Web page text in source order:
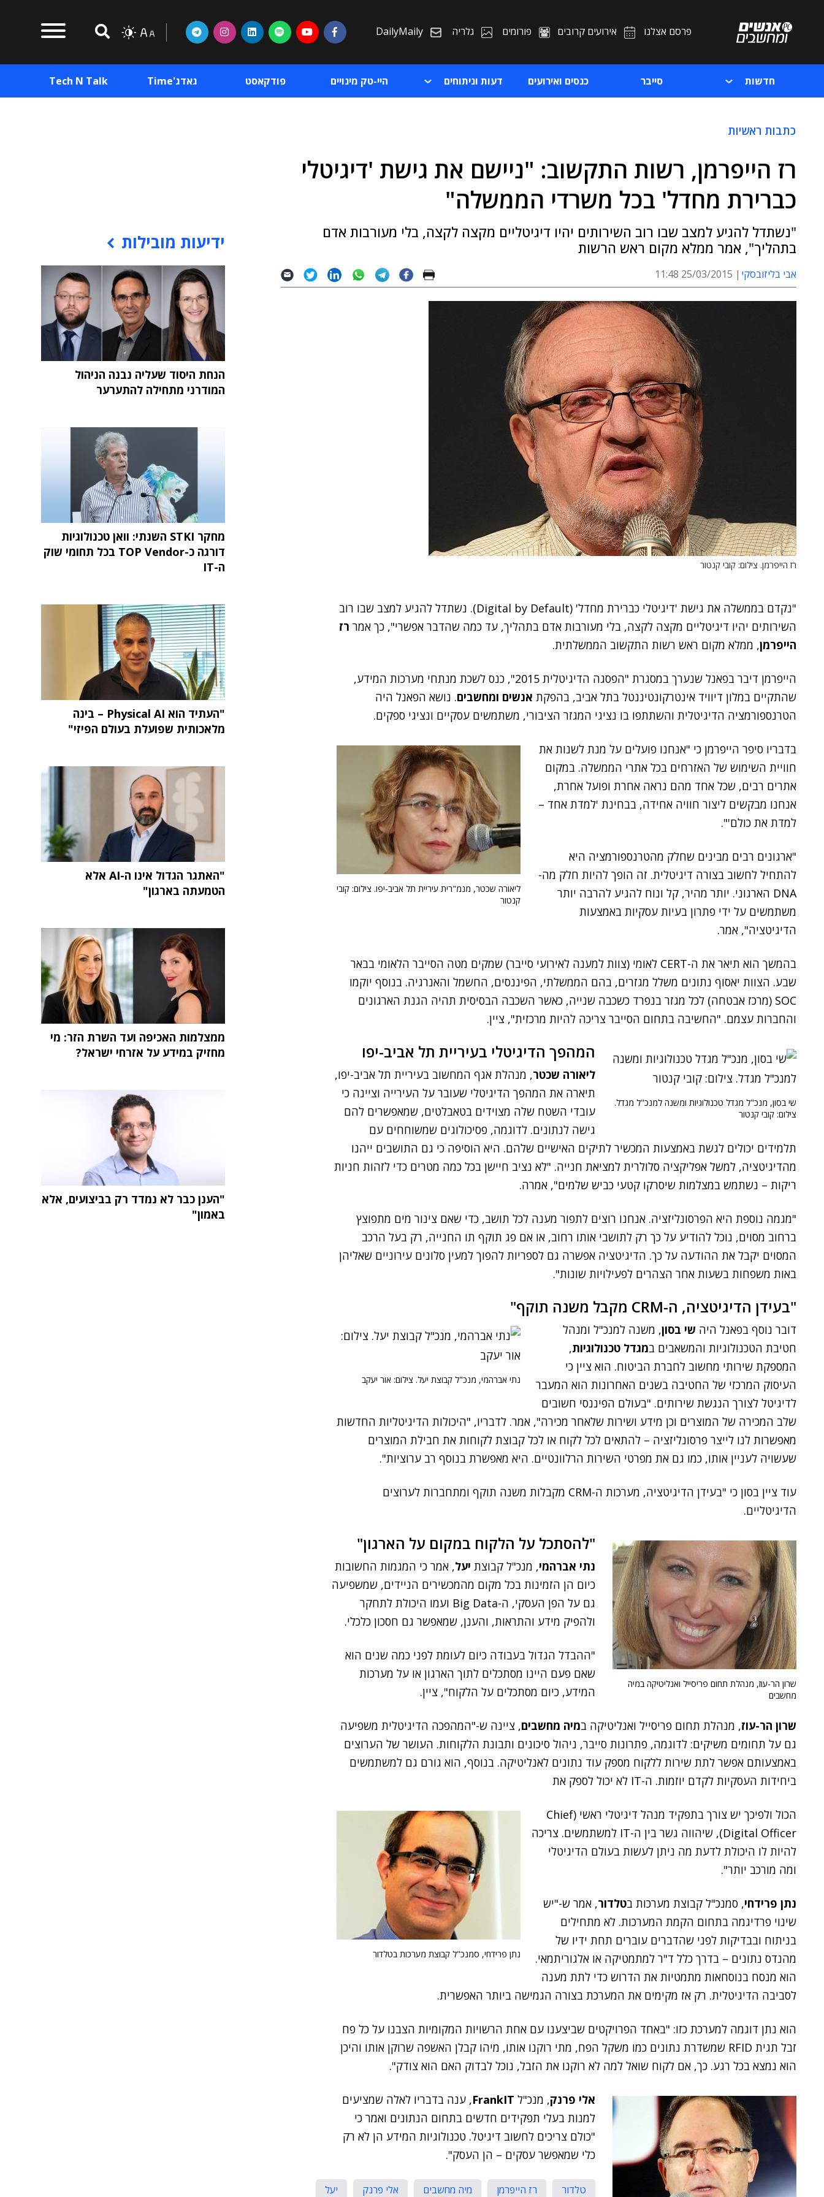
פרסם אצלנו אירועים קרובים פורומים גלריה DailyMaily
חדשות סייבר כנסים ואירועים דעות וניתוחים היי-טק מינויים פודקאסט גאדג'Time Tech N Talk
כתבות ראשיות
רז הייפרמן, רשות התקשוב: "ניישם את גישת 'דיגיטלי
כברירת מחדל' בכל משרדי הממשלה"
"נשתדל להגיע למצב שבו רוב השירותים יהיו דיגיטליים מקצה לקצה, בלי מעורבות אדם
בתהליך", אמר ממלא מקום ראש הרשות
אבי בליזובסקי 25/03/2015 11:48
רז הייפרמן. צילום: קובי קנטור
"נקדם בממשלה את גישת 'דיגיטלי כברירת מחדל' (Digital by Default). נשתדל להגיע למצב שבו רוב
השירותים יהיו דיגיטליים מקצה לקצה, בלי מעורבות אדם בתהליך, עד כמה שהדבר אפשרי", כך אמר רז
הייפרמן, ממלא מקום ראש רשות התקשוב הממשלתית.
הייפרמן דיבר בפאנל שנערך במסגרת "הפסגה הדיגיטלית 2015", כנס לשכת מנתחי מערכות המידע,
שהתקיים במלון דיוויד אינטרקונטיננטל בתל אביב, בהפקת אנשים ומחשבים. נושא הפאנל היה
הטרנספורמציה הדיגיטלית והשתתפו בו נציגי המגזר הציבורי, משתמשים עסקיים ונציגי ספקים.
ליאורה שכטר, מנמ"רית עיריית תל אביב-יפו. צילום: קובי
קנטור
בדבריו סיפר הייפרמן כי "אנחנו פועלים על מנת לשנות את
חוויית השימוש של האזרחים בכל אתרי הממשלה. במקום
אתרים רבים, שכל אחד מהם נראה אחרת ופועל אחרת,
אנחנו מבקשים ליצור חוויה אחידה, בבחינת 'למדת אחד –
למדת את כולם'".
"ארגונים רבים מבינים שחלק מהטרנספורמציה היא
להתחיל לחשוב בצורה דיגיטלית. זה הופך להיות חלק מה-
DNA הארגוני. יותר מהיר, קל ונוח להגיע להרבה יותר
משתמשים על ידי פתרון בעיות עסקיות באמצעות
הדיגיטציה", אמר.
בהמשך הוא תיאר את ה-CERT לאומי (צוות למענה לאירועי סייבר) שמקים מטה הסייבר הלאומי בבאר
שבע. הצוות יאסוף נתונים משלל מגזרים, בהם הממשלתי, הפיננסים, החשמל והאנרגיה. בנוסף יוקמו
SOC (מרכז אבטחה) לכל מגזר בנפרד כשכבה שנייה, כאשר השכבה הבסיסית תהיה הגנת הארגונים
והחברות עצמם. "החשיבה בתחום הסייבר צריכה להיות מרכזית", ציין.
שי בסון, מנכ"ל מגדל טכנולוגיות ומשנה למנכ"ל מגדל.
צילום: קובי קנטור
המהפך הדיגיטלי בעיריית תל אביב-יפו
ליאורה שכטר, מנהלת אגף המחשוב בעיריית תל אביב-יפו,
תיארה את המהפך הדיגיטלי שעובר על העירייה וציינה כי
עובדי השטח שלה מצוידים בטאבלטים, שמאפשרים להם
גישה לנתונים. לדוגמה, פסיכולוגים שמשוחחים עם
תלמידים יכולים לגשת באמצעות המכשיר לתיקים האישיים שלהם. היא הוסיפה כי גם התושבים ייהנו
מהדיגיטציה, למשל אפליקציה סלולרית למציאת חנייה. "לא נציב חיישן בכל כמה מטרים כדי לזהות חניות
ריקות – נשתמש במצלמות שיסרקו קטעי כביש שלמים", אמרה.
"מגמה נוספת היא הפרסונליזציה. אנחנו רוצים לתפור מענה לכל תושב, כדי שאם צינור מים מתפוצץ
ברחוב מסוים, נוכל להודיע על כך רק לתושבי אותו רחוב, או אם פג תוקף תו החנייה, רק בעל הרכב
המסוים יקבל את ההודעה על כך. הדיגיטציה אפשרה גם לספריות להפוך למעין סלונים עירוניים שאליהן
באות משפחות בשעות אחר הצהרים לפעילויות שונות".
"בעידן הדיגיטציה, ה-CRM מקבל משנה תוקף"
נתי אברהמי, מנכ"ל קבוצת יעל. צילום: אור יעקב
דובר נוסף בפאנל היה שי בסון, משנה למנכ"ל ומנהל
חטיבת הטכנולוגיות והמשאבים במגדל טכנולוגיות,
המספקת שירותי מחשוב לחברת הביטוח. הוא ציין כי
העיסוק המרכזי של החטיבה בשנים האחרונות הוא המעבר
לדיגיטל לצורך הנגשת שירותים. "בעולם הפיננסי חשובים
שלב המכירה של המוצרים וכן מידע ושירות שלאחר מכירה", אמר. לדבריו, "היכולות הדיגיטליות החדשות
מאפשרות לנו לייצר פרסונליזציה – להתאים לכל לקוח או לכל קבוצת לקוחות את חבילת המוצרים
שעשויה לעניין אותו, כמו גם את מפרטי השירות הרלוונטיים. היא מאפשרת בנוסף רב ערוציות".
עוד ציין בסון כי "בעידן הדיגיטציה, מערכות ה-CRM מקבלות משנה תוקף ומתחברות לערוצים
הדיגיטליים.
שרון הר-עוז, מנהלת תחום פריסייל ואנליטיקה במיה
מחשבים
"להסתכל על הלקוח במקום על הארגון"
נתי אברהמי, מנכ"ל קבוצת יעל, אמר כי המגמות החשובות
כיום הן הזמינות בכל מקום מהמכשירים הניידים, שמשפיעה
גם על הפן העסקי, ה-Big Data ועמו היכולת לתחקר
ולהפיק מידע והתראות, והענן, שמאפשר גם חסכון כלכלי.
"ההבדל הגדול בעבודה כיום לעומת לפני כמה שנים הוא
שאם פעם היינו מסתכלים לתוך הארגון או על מערכות
המידע, כיום מסתכלים על הלקוח", ציין.
שרון הר-עוז, מנהלת תחום פריסייל ואנליטיקה במיה מחשבים, ציינה ש-"המהפכה הדיגיטלית משפיעה
גם על תחומים משיקים: לדוגמה, פתרונות סייבר, ניהול סיכונים ותבונת הלקוחות. העושר של הערוצים
באמצעותם אפשר לתת שירות ללקוח מספק עוד נתונים לאנליטיקה. בנוסף, הוא גורם גם למשתמשים
ביחידות העסקיות לקדם יוזמות. ה-IT לא יכול לספק את
נתן פרידחי, סמנכ"ל קבוצת מערכות בטלדור
הכול ולפיכך יש צורך בתפקיד מנהל דיגיטלי ראשי (Chief
Digital Officer), שיהווה גשר בין ה-IT למשתמשים. צריכה
להיות לו היכולת לדעת מה ניתן לעשות בעולם הדיגיטלי
ומה מורכב יותר".
נתן פרידחי, סמנכ"ל קבוצת מערכות בטלדור, אמר ש-"יש
שינוי פרדיגמה בתחום הקמת המערכות. לא מתחילים
בניתוח ובבדיקות לפני שהדברים עוברים תחת ידיו של
מהנדס נתונים – בדרך כלל ד"ר למתמטיקה או אלגוריתמאי.
הוא מנסח בנוסחאות מתמטיות את הדרוש כדי לתת מענה
לסביבה הדיגיטלית. רק אז מקימים את המערכת בצורה הגמישה ביותר האפשרית.
הוא נתן דוגמה למערכת כזו: "באחד הפרויקטים שביצענו עם אחת הרשויות המקומיות הצבנו על כל פח
זבל תגית RFID שמשדרת נתונים כמו משקל הפח, מתי רוקנו אותו, מיהו קבלן האשפה שרוקן אותו והיכן
הוא נמצא בכל רגע. כך, אם לקוח שואל למה לא רוקנו את הזבל, נוכל לבדוק האם הוא צודק".
אלי פרנק, מנכ"ל FrankIT, ענה בדבריו לאלה שמציעים
למנות בעלי תפקידים חדשים בתחום הנתונים ואמר כי
"כולם צריכים לחשוב דיגיטל. טכנולוגיות המידע הן לא רק
כלי שמאפשר עסקים – הן העסק".
טלדור רז הייפרמן מיה מחשבים אלי פרנק יעל
ידיעות מובילות
הנחת היסוד שעליה נבנה הניהול
המודרני מתחילה להתערער
מחקר STKI השנתי: וואן טכנולוגיות
דורגה כ-TOP Vendor בכל תחומי שוק
ה-IT
"העתיד הוא Physical AI – בינה
מלאכותית שפועלת בעולם הפיזי"
"האתגר הגדול אינו ה-AI אלא
הטמעתה בארגון"
ממצלמות האכיפה ועד השרת הזר: מי
מחזיק במידע על אזרחי ישראל?
"הענן כבר לא נמדד רק בביצועים, אלא
באמון"